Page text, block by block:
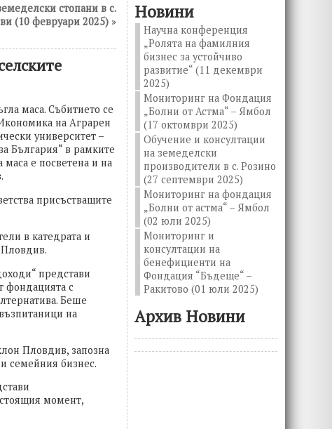
стопани в с.
(10 февруари 2025) »
маса. Събитието се
на Аграрен
университет –
България“ в рамките
е посветена и на
присъстващите
в катедрата и
представи
фондацията с
Беше
на
Пловдив, запозна
семейния бизнес.
момент,
Новини
Научна конференция
„Ролята на фамилния
бизнес за устойчиво
развитие“ (11 декември
2025)
Мониторинг на Фондация
„Болни от Астма“ – Ямбол
(17 октомври 2025)
Обучение и консултации
на земеделски
производители в с. Розино
(27 септември 2025)
Мониторинг на фондация
„Болни от астма“ – Ямбол
(02 юли 2025)
Мониторинг и
консултации на
бенефициенти на
Фондация “Бъдеще“ –
Ракитово (01 юли 2025)
Архив Новини